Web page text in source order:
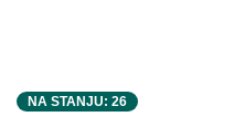
NA STANJU: 26